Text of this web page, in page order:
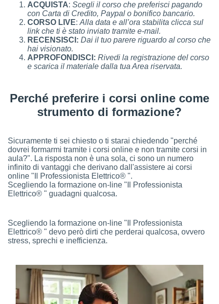
ACQUISTA: Scegli il corso che preferisci pagando
con Carta di Credito, Paypal o bonifico bancario.
CORSO LIVE: Alla data e all’ora stabilita clicca sul
link che ti è stato inviato tramite e-mail.
RECENSISCI: Dai il tuo parere riguardo al corso che
hai visionato.
APPROFONDISCI: Rivedi la registrazione del corso
e scarica il materiale dalla tua Area riservata.
Perché preferire i corsi online come
strumento di formazione?
Sicuramente ti sei chiesto o ti starai chiedendo "perché
dovrei formarmi tramite i corsi online e non tramite corsi in
aula?". La risposta non è una sola, ci sono un numero
infinito di vantaggi che derivano dall'assistere ai corsi
online "Il Professionista Elettrico® ".
Scegliendo la formazione on-line "Il Professionista
Elettrico® " guadagni qualcosa.
Scegliendo la formazione on-line "Il Professionista
Elettrico® " devo però dirti che perderai qualcosa, ovvero
stress, sprechi e inefficienza.